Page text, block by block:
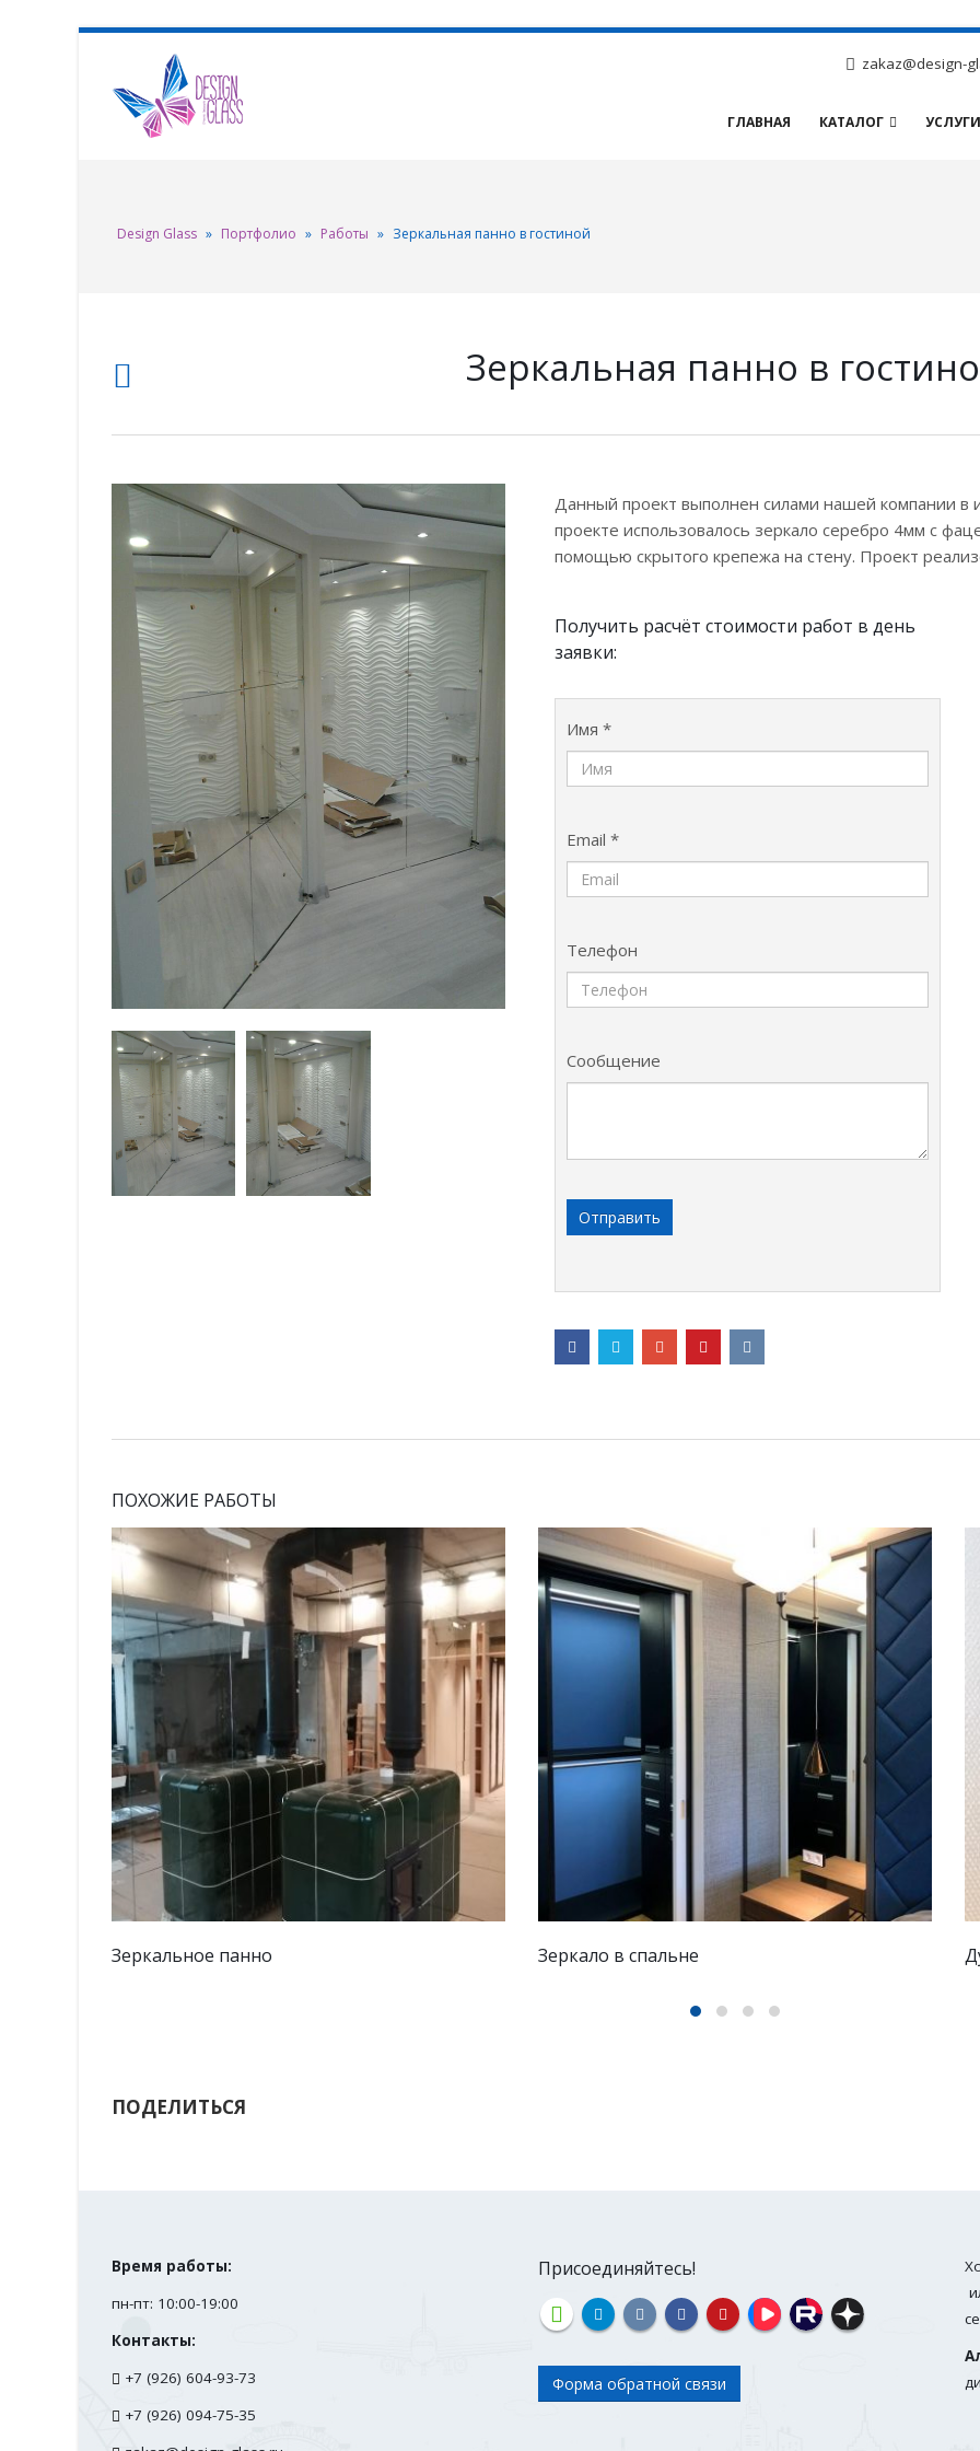
zakaz@design-
ГЛАВНАЯ КАТАЛОГ УСЛУГИ
Design Glass » Портфолио » Работы » Зеркальная панно в гостиной
Зеркальная панно в
Данный проект выполнен силами нашей компании в
проекте использовалось зеркало серебро 4мм с
помощью скрытого крепежа на стену. Проект
Получить расчёт стоимости работ в день
заявки:
Имя *
Email *
Телефон
Сообщение
ПОХОЖИЕ РАБОТЫ
Зеркало в спальне Душевое ограждение в су
Форма обратной связи